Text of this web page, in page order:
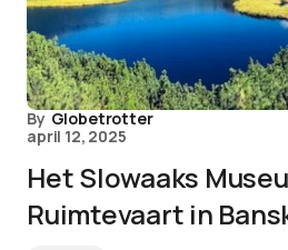
By Globetrotter
april 12, 2025
Het Slowaaks
Ruimtevaart in